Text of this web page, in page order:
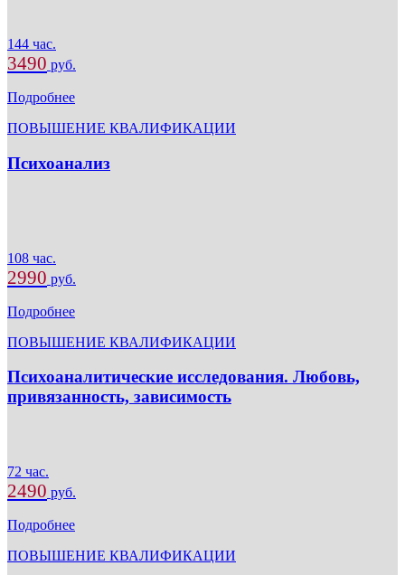
144 час.
3490 руб.
Подробнее
ПОВЫШЕНИЕ КВАЛИФИКАЦИИ
Психоанализ
108 час.
2990 руб.
Подробнее
ПОВЫШЕНИЕ КВАЛИФИКАЦИИ
Психоаналитические исследования. Любовь,
привязанность, зависимость
72 час.
2490 руб.
Подробнее
ПОВЫШЕНИЕ КВАЛИФИКАЦИИ